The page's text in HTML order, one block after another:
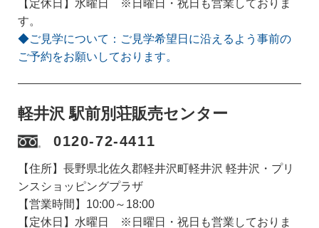
【定休日】水曜日 ※日曜日・祝日も営業しておりま
す。
◆ご見学について：ご見学希望日に沿えるよう事前の
ご予約をお願いしております。
軽井沢 駅前別荘販売センター
0120-72-4411
【住所】長野県北佐久郡軽井沢町軽井沢 軽井沢・プリ
ンスショッピングプラザ
【営業時間】10:00～18:00
【定休日】水曜日 ※日曜日・祝日も営業しておりま